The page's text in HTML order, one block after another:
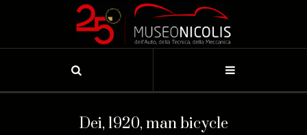
Dei, 1920, man bicycle